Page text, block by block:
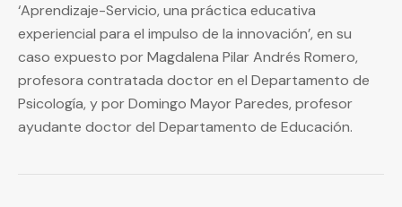
‘Aprendizaje-Servicio, una práctica educativa
experiencial para el impulso de la innovación’, en su
caso expuesto por Magdalena Pilar Andrés Romero,
profesora contratada doctor en el Departamento de
Psicología, y por Domingo Mayor Paredes, profesor
ayudante doctor del Departamento de Educación.